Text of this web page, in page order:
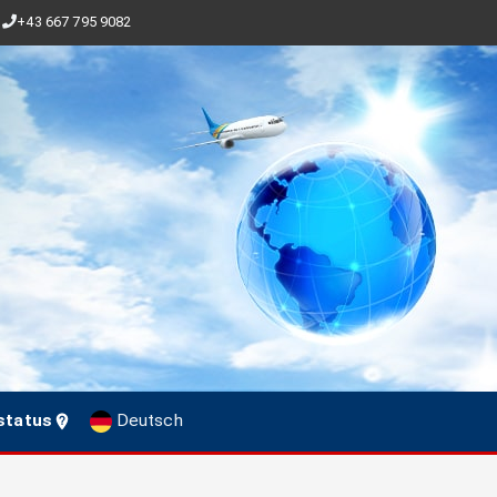
+43 667 795 9082
Deutsch